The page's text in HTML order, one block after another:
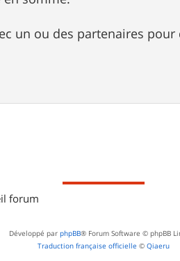
un ou des partenaires
forum
Développé par phpBB® Forum Software © phpBB
Traduction française officielle © Qiaeru